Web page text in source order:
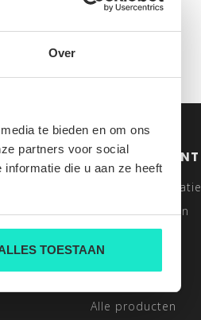
Over
te bieden en om ons
partners voor social
die u aan ze heeft
TOESTAAN
MIJN ACCOUNT
Account informatie
Mijn bestellingen
Mijn verlanglijst
Alle producten